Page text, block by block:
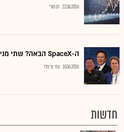
22.06.2026 רם מורי
ה-SpaceX הבאה? שתי מניות חלל עם אפסייד של עד 61%
18.06.2026 צחי גרינולד
חדשות